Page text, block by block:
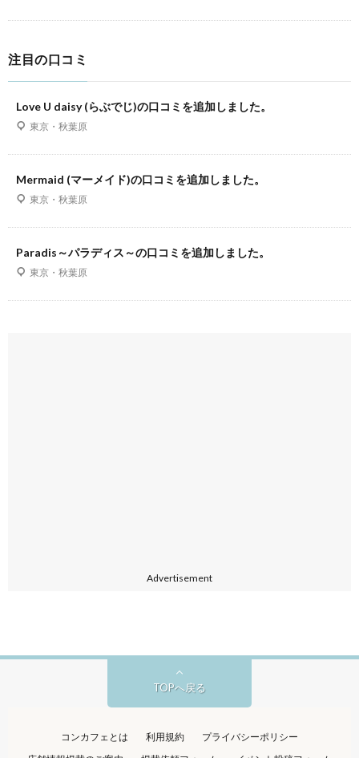
注目の口コミ
Love U daisy (らぶでじ)の口コミを追加しました。
東京・秋葉原
Mermaid (マーメイド)の口コミを追加しました。
東京・秋葉原
Paradis～パラディス～の口コミを追加しました。
東京・秋葉原
Advertisement
TOPへ戻る
コンカフェとは 利用規約
プライバシーポリシー